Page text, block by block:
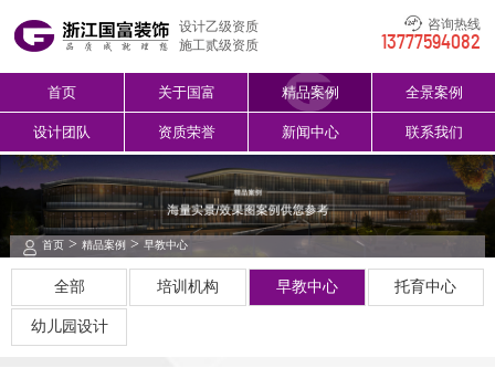
设计乙级资质
施工贰级资质
咨询热线
13777594082
首页 关于国富 精品案例 全景案例
设计团队 资质荣誉 新闻中心 联系我们
首页> 精品案例>早教中心
全部 培训机构 早教中心 托育中心
幼儿园设计